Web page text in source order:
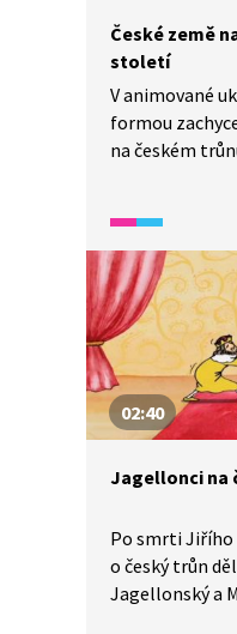
České země
století
V animované
formou
na českém
rodu na vládu v
02:40
Jagellonci na
Po smrti Jiřího
o český trůn
Jagellonský a